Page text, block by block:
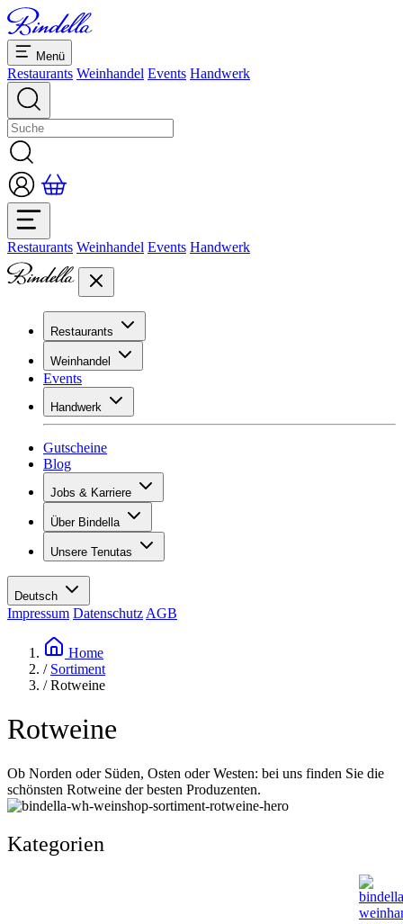
Menü
Restaurants Weinhandel Events Handwerk
Restaurants Weinhandel Events Handwerk
Restaurants
Übersicht Restaurants
Bankette & Events
Dolcezze
Weinhandel
Übersicht
Sortiment
Weinwissen
Events
Handwerk
Übersicht
Gipsen
Malern
Gutscheine
Blog
Jobs & Karriere
Übersicht
Offene Stellen
Ihre Vorteile
Werte
Über Bindella
Geschichte
Les Moby Dicks
Kontakte
Nachhaltigkeit
Unsere Tenutas
Deutsch
Impressum Datenschutz AGB
Home
/ Sortiment
/ Rotweine
Rotweine
Ob Norden oder Süden, Osten oder Westen: bei uns finden Sie die
schönsten Rotweine der besten Produzenten.
Kategorien